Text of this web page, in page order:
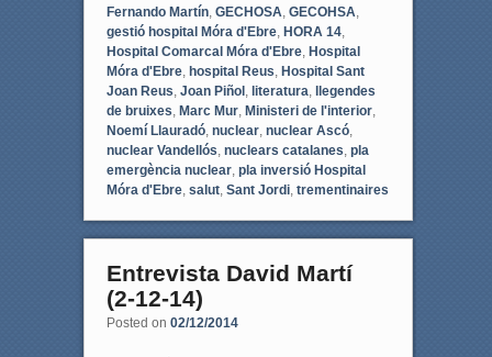
Fernando Martín, GECHOSA, GECOHSA,
gestió hospital Móra d'Ebre, HORA 14,
Hospital Comarcal Móra d'Ebre, Hospital
Móra d'Ebre, hospital Reus, Hospital Sant
Joan Reus, Joan Piñol , literatura,
llegendes
de bruixes, Marc Mur, Ministeri de l'interior,
Noemí Llauradó, nuclear, nuclear Ascó,
nuclear Vandellós, nuclears catalanes, pla
emergència nuclear, pla inversió Hospital
Móra d'Ebre, salut, Sant Jordi, trementinaires
Entrevista David Martí
(2-12-14)
Posted on 02/12/2014